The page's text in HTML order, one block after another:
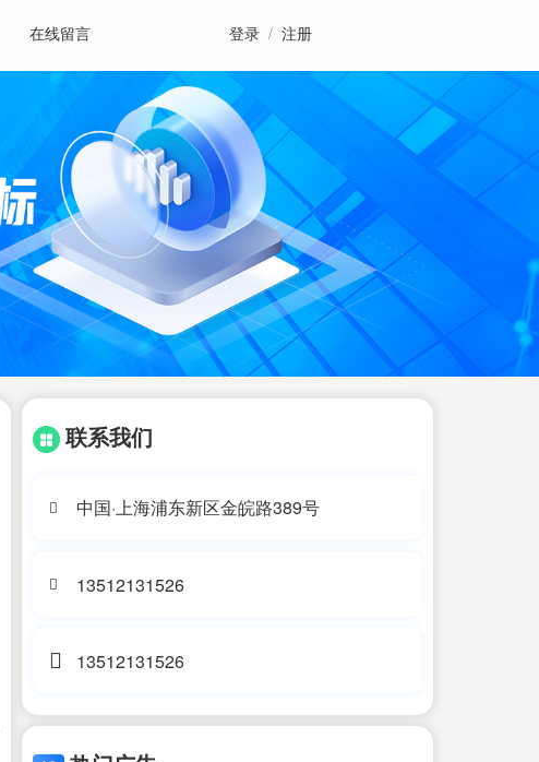
在线留言 登录 / 注册
联系我们
中国·上海浦东新区金皖路389号
13512131526
13512131526